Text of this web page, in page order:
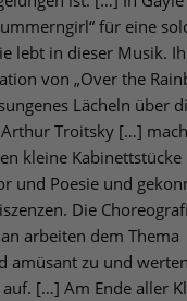
für eine
lebt in dieser Musik.
von „Over the
Lächeln über
Troitsky […]
kleine Kabinettstücke
und Poesie und
Die
arbeiten dem Thema
amüsant zu und
[…] Am Ende aller